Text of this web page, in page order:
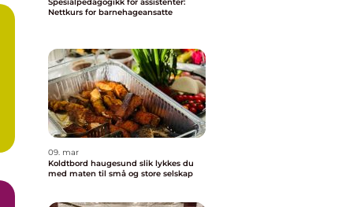
Nettkurs for barnehageansatte
09. mar
Koldtbord haugesund slik lykkes du
med maten til små og store selskap